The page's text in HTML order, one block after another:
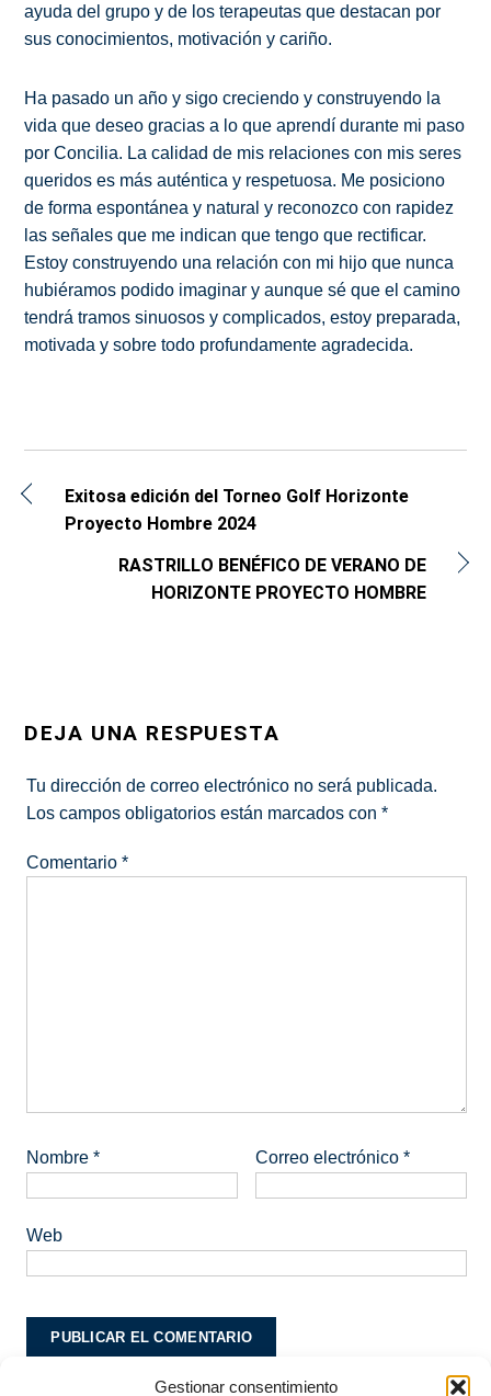
Gestionar consentimiento
ayuda del grupo y de los terapeutas que destacan por
sus conocimientos, motivación y cariño.
Ha pasado un año y sigo creciendo y construyendo la
vida que deseo gracias a lo que aprendí durante mi paso
por Concilia. La calidad de mis relaciones con mis seres
queridos es más auténtica y respetuosa. Me posiciono
de forma espontánea y natural y reconozco con rapidez
las señales que me indican que tengo que rectificar.
Estoy construyendo una relación con mi hijo que nunca
hubiéramos podido imaginar y aunque sé que el camino
tendrá tramos sinuosos y complicados, estoy preparada,
motivada y sobre todo profundamente agradecida.
Exitosa edición del Torneo Golf Horizonte
Proyecto Hombre 2024
RASTRILLO BENÉFICO DE VERANO DE
HORIZONTE PROYECTO HOMBRE
DEJA UNA RESPUESTA
Tu dirección de correo electrónico no será publicada.
Los campos obligatorios están marcados con*
Comentario*
Nombre* Correo electrónico*
Web